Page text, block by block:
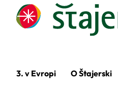
3. v Evropi O Štajerski